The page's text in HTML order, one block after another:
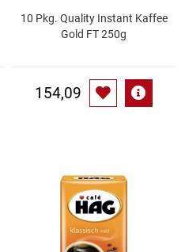
10 Pkg. Quality Instant Kaffee
Gold FT 250g
154,09